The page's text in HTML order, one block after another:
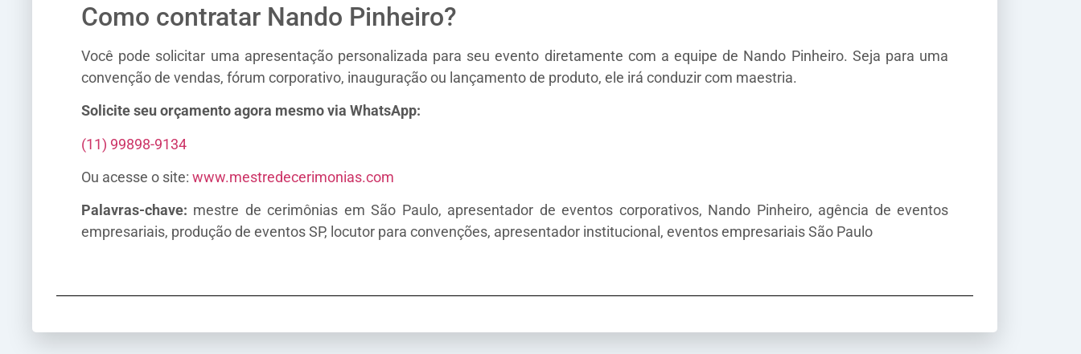
Como contratar Nando Pinheiro?
Você pode solicitar uma apresentação personalizada para seu evento diretamente com a equipe de Nando Pinheiro. Seja para uma
convenção de vendas, fórum corporativo, inauguração ou lançamento de produto, ele irá conduzir com maestria.
Solicite seu orçamento agora mesmo via WhatsApp:
(11) 99898-9134
Ou acesse o site: www.mestredecerimonias.com
Palavras-chave: mestre de cerimônias em São Paulo, apresentador de eventos corporativos, Nando Pinheiro, agência de eventos
empresariais, produção de eventos SP, locutor para convenções, apresentador institucional, eventos empresariais São Paulo